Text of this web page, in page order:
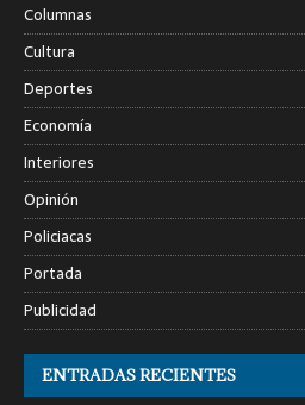
Columnas
Cultura
Deportes
Economía
Interiores
Opinión
Policiacas
Portada
Publicidad
ENTRADAS RECIENTES